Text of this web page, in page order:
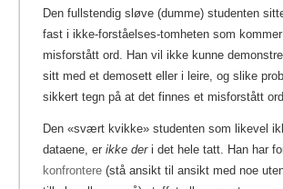
Den fullstendig sløve (dumme) studenten
fast i ikke-forståelses-tomheten som
misforstått ord. Han vil ikke kunne
sitt med et demosett eller i leire, og slike
sikkert tegn på at det finnes et misforstått
Den «svært kvikke» studenten som likevel
dataene, er ikke deri det hele tatt. Han har
konfrontere (stå ansikt til ansikt med noe